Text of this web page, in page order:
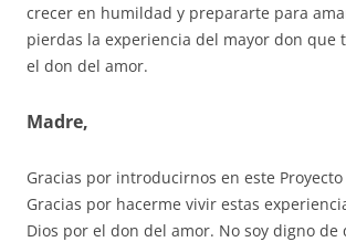
crecer en humildad y prepararte para
pierdas la experiencia del mayor don que
el don del amor.
Madre,
Gracias por introducirnos en este
Gracias por hacerme vivir estas
Dios por el don del amor. No soy digno de